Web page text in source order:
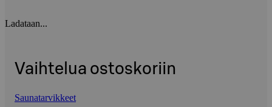
Ladataan...
Vaihtelua ostoskoriin
Saunatarvikkeet